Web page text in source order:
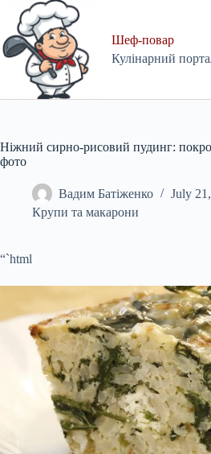
content
Шеф-повар
Кулінарний
Ніжний сирно-рисовий пудинг:
фото
Вадим Батіженко
July
Крупи та макарони
“`html